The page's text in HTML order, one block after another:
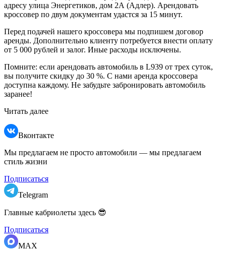
адресу улица Энергетиков, дом 2А (Адлер). Арендовать
кроссовер по двум документам удастся за 15 минут.
Перед подачей нашего кроссовера мы подпишем договор
аренды. Дополнительно клиенту потребуется внести оплату
от 5 000 рублей и залог. Иные расходы исключены.
Помните: если арендовать автомобиль в L939 от трех суток,
вы получите скидку до 30 %. С нами аренда кроссовера
доступна каждому. Не забудьте забронировать автомобиль
заранее!
Читать далее
Вконтакте
Мы предлагаем не просто автомобили — мы предлагаем
стиль жизни
Подписаться
Telegram
Главные кабриолеты здесь 😎
Подписаться
MAX